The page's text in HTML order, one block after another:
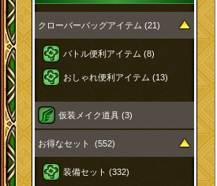
クローバーバッグアイテム (21)
バトル便利アイテム (8)
おしゃれ便利アイテム (13)
仮装メイク道具 (3)
お得なセット (552)
装備セット (332)